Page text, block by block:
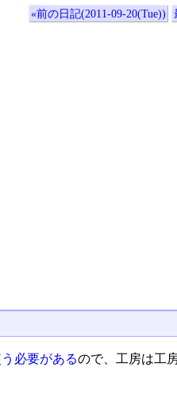
«前の日記(2011-09-20(Tue))
必要があるので、工房は工